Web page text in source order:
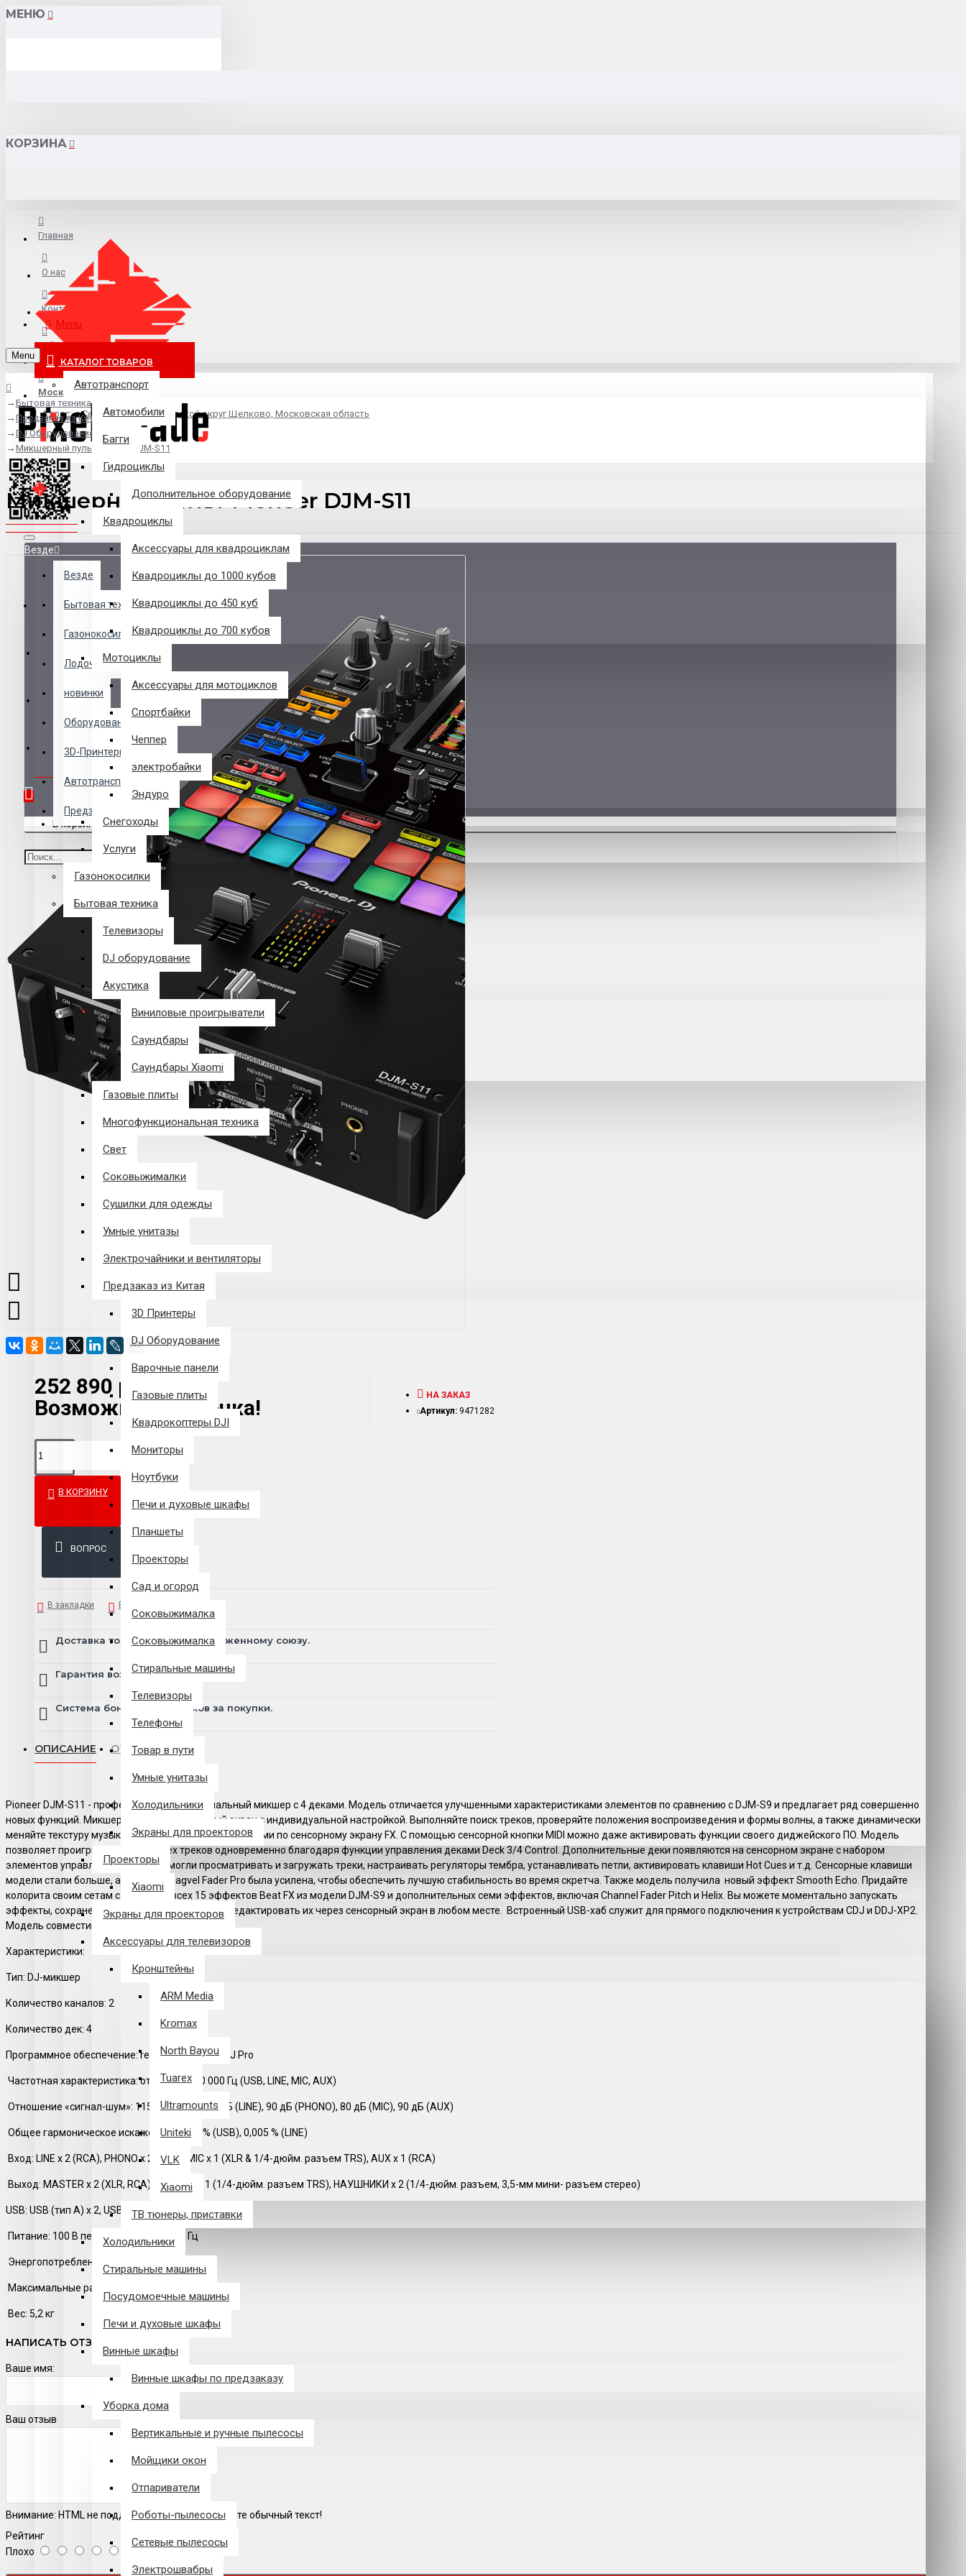
МЕНЮ
КОРЗИНА
Главная
О нас
Контакты
info@pixel-trade.ru
Москва
Адрес: д.Серково, вл1А, городской округ Щелково, Московская область
Везде
Везде
Бытовая техника
Газонокосилки
Лодочные Моторы
новинки
Оборудование
3D-Принтеры
Автотранспорт
Предзаказ из Китая
Филиалы
Закладки
0 товар(ов) - 0 р.
В корзине пусто!
Menu
КАТАЛОГ ТОВАРОВ
Автотранспорт
Автомобили
Багги
Гидроциклы
Дополнительное оборудование
Квадроциклы
Аксессуары для квадроциклам
Квадроциклы до 1000 кубов
Квадроциклы до 450 куб
Квадроциклы до 700 кубов
Мотоциклы
Аксессуары для мотоциклов
Спортбайки
Чеппер
электробайки
Эндуро
Снегоходы
Услуги
Газонокосилки
Бытовая техника
Телевизоры
DJ оборудование
Акустика
Виниловые проигрыватели
Саундбары
Саундбары Xiaomi
Газовые плиты
Многофункциональная техника
Свет
Соковыжималки
Сушилки для одежды
Умные унитазы
Электрочайники и вентиляторы
Предзаказ из Китая
3D Принтеры
DJ Оборудование
Варочные панели
Газовые плиты
Квадрокоптеры DJI
Мониторы
Ноутбуки
Печи и духовые шкафы
Планшеты
Проекторы
Сад и огород
Соковыжималка
Соковыжималка
Стиральные машины
Телевизоры
Телефоны
Товар в пути
Умные унитазы
Холодильники
Экраны для проекторов
Проекторы
Xiaomi
Экраны для проекторов
Аксессуары для телевизоров
Кронштейны
ARM Media
Kromax
North Bayou
Tuarex
Ultramounts
Uniteki
VLK
Xiaomi
ТВ тюнеры, приставки
Холодильники
Стиральные машины
Посудомоечные машины
Печи и духовые шкафы
Винные шкафы
Винные шкафы по предзаказу
Уборка дома
Вертикальные и ручные пылесосы
Мойщики окон
Отпариватели
Роботы-пылесосы
Сетевые пылесосы
Электрошвабры
Menu
Бытовая техника
Предзаказ из Китая
DJ Оборудование
Микшерный пульт Pioneer DJM-S11
Микшерный пульт Pioneer DJM-S11
252 890 р.
Возможна рассрочка!
НА ЗАКАЗ
Артикул: 9471282
В КОРЗИНУ
ВОПРОС
В закладки В сравнение
Доставка товара по всему Таможенному союзу.
Гарантия возврата и обмена брака.
Система бонусов и подарков за покупки.
ОПИСАНИЕ ОТЗЫВЫ
Pioneer DJM-S11 - профессиональный 2-канальный микшер с 4 деками. Модель отличается улучшенными характеристиками элементов по сравнению с DJM-S9 и предлагает ряд совершенно
новых функций. Микшер имеет 4,3" сенсорный экран с индивидуальной настройкой. Выполняйте поиск треков, проверяйте положения воспроизведения и формы волны, а также динамически
меняйте текстуру музыки, ловко манипулируя пальцами по сенсорному экрану FX. С помощью сенсорной кнопки MIDI можно даже активировать функции своего диджейского ПО. Модель
позволяет проигрывать до четырех треков одновременно благодаря функции управления деками Deck 3/4 Control. Дополнительные деки появляются на сенсорном экране с набором
элементов управления, чтобы вы могли просматривать и загружать треки, настраивать регуляторы тембра, устанавливать петли, активировать клавиши Hot Cues и т.д. Сенсорные клавиши
модели стали больше, а функция Magvel Fader Pro была усилена, чтобы обеспечить лучшую стабильность во время скретча. Также модель получила новый эффект Smooth Echo. Придайте
колорита своим сетам с помощью всех 15 эффектов Beat FX из модели DJM-S9 и дополнительных семи эффектов, включая Channel Fader Pitch и Helix. Вы можете моментально запускать
эффекты, сохраненные в четырех банках FX и редактировать их через сенсорный экран в любом месте. Встроенный USB-хаб служит для прямого подключения к устройствам CDJ и DDJ-XP2.
Модель совместима с Serato DJ Pro и rekordbox.
Характеристики:
Тип: DJ-микшер
Количество каналов: 2
Количество дек: 4
Программное обеспечение: rekordbox, Serato DJ Pro
Частотная характеристика: от 20 Гц до 20 000 Гц (USB, LINE, MIC, AUX)
Отношение «сигнал-шум»: 115 дБ (USB), 105 дБ (LINE), 90 дБ (PHONO), 80 дБ (MIC), 90 дБ (AUX)
Общее гармоническое искажение: 0,003 % (USB), 0,005 % (LINE)
Вход: LINE x 2 (RCA), PHONO x 2 (RCA), MIC x 1 (XLR & 1/4-дюйм. разъем TRS), AUX x 1 (RCA)
Выход: MASTER x 2 (XLR, RCA), КАБИНА x 1 (1/4-дюйм. разъем TRS), НАУШНИКИ x 2 (1/4-дюйм. разъем, 3,5-мм мини- разъем стерео)
USB: USB (тип A) x 2, USB (тип B) x 2
Питание: 100 В перем. тока, 50 Гц / 60 Гц
Энергопотребление: 30 Вт
Максимальные размеры: 267 x 452,2 x 107,9 мм
Вес: 5,2 кг
НАПИСАТЬ ОТЗЫВ
Ваше имя:
Ваш отзыв
Внимание: HTML не поддерживается! Используйте обычный текст!
Рейтинг
Плохо